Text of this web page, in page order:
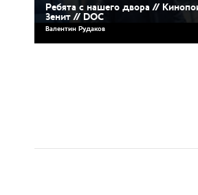
Ребята с нашего двора //
Зенит // DOC
Валентин Рудаков